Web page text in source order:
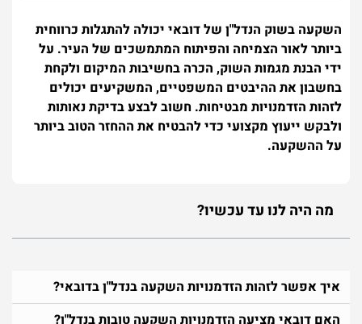
השקעה בשוק הנדל"ן של דובאי יכולה להתגלות כרווחית
ביותר לאור הצמיחה והפיתוח המתמשכים של העיר. על
ידי הבנת מגמות השוק, הכרה בחשיבות המיקום ולקחת
בחשבון את ההיבטים המשפטיים, המשקיעים יכולים
לזהות הזדמנויות מבטיחות. חשוב לבצע בדיקת נאותות
ולבקש ייעוץ מקצועי כדי להבטיח את ההחזר הטוב ביותר
על ההשקעה.
מה היה לנו עד עכשיו?
איך אפשר לזהות הזדמנויות השקעה בנדל"ן בדובאי?
האם דובאי מציעה הזדמנויות השקעה טובות בנדל"ן?